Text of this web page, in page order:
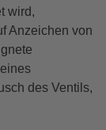
wird,
Anzeichen von
des Ventils,